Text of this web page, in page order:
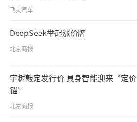
飞灵汽车
DeepSeek举起涨价牌
北京商报
宇树敲定发行价 具身智能迎来“定价
锚”
北京商报